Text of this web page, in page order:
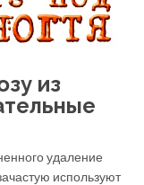
из
удаление
используют